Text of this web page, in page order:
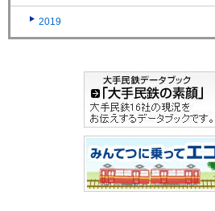
2019